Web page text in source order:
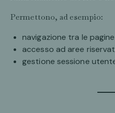
Permettono, ad esempio:
navigazione tra le pagine
accesso ad aree
gestione sessione